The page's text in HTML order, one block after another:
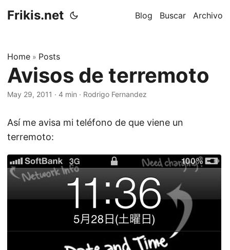
Frikis.net Blog Buscar Archivo
Home » Posts
Avisos de terremoto
May 29, 2011 · 4 min · Rodrigo Fernandez
Así me avisa mi teléfono de que viene un
terremoto: